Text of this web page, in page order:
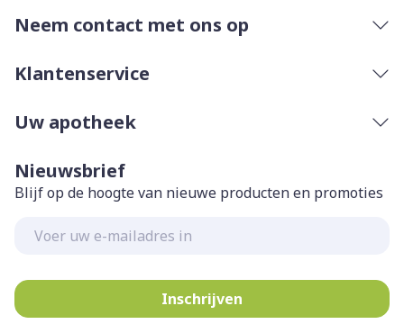
Neem contact met ons op
Klantenservice
Uw apotheek
Nieuwsbrief
Blijf op de hoogte van nieuwe producten en promoties
Inschrijven